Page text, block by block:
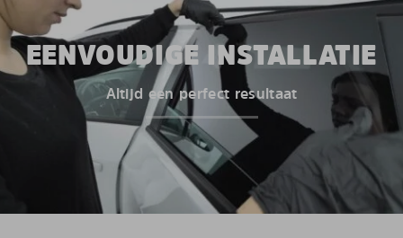
EENVOUDIGE INSTALLATIE
Altijd een perfect resultaat